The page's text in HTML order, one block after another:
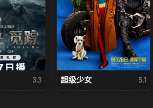
3.3 超级少女 5.1